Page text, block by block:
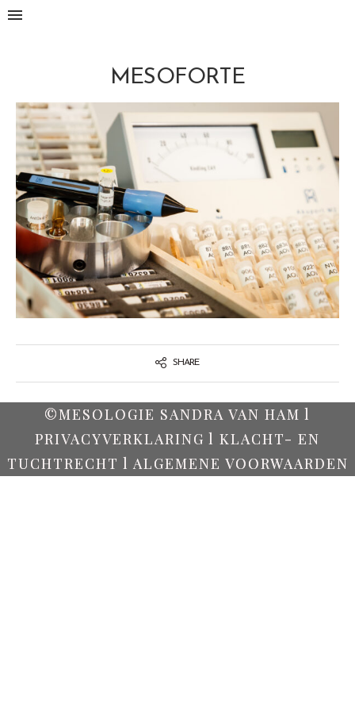
MESOFORTE
SHARE
©MESOLOGIE SANDRA VAN HAM l
PRIVACYVERKLARING l KLACHT- EN
TUCHTRECHT l ALGEMENE VOORWAARDEN